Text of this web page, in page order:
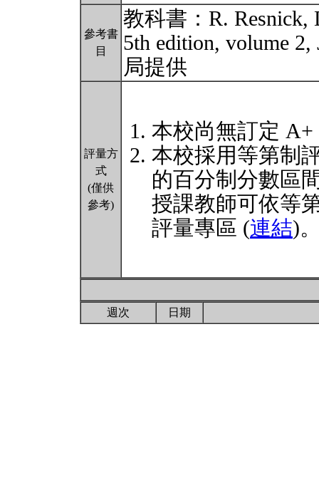
參考書
目
教科書：R. Resnick,
5th edition, volume
局提供
評量方
式
(僅供
參考)
本校尚無訂定
本校採用等第制
的百分制分數區
授課教師可依等
評量專區 (連結)
週次 日期